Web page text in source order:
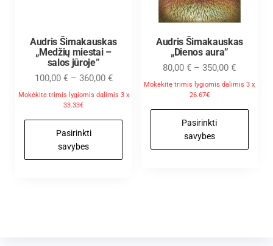
Audris Šimakauskas
„Medžių miestai –
salos jūroje”
100,00 € – 360,00 €
Mokėkite trimis lygiomis dalimis 3 x
33.33€
Pasirinkti
savybes
Audris Šimakauskas
„Dienos aura”
80,00€ – 350,00€
Mokėkite trimis lygiomis dalimis 3 x
26.67€
Pasirinkti
savybes